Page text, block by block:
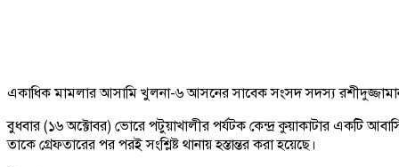
একাধিক মামলার আসামি খুলনা-৬ আসনের সাবেক সংসদ সদস্য
বুধবার (১৬ অক্টোবর) ভোরে পটুয়াখালীর পর্যটক কেন্দ্র কুয়াকাটার একটি
তাকে গ্রেফতারের পর পরই সংশ্লিষ্ট থানায় হস্তান্তর করা হয়েছে।